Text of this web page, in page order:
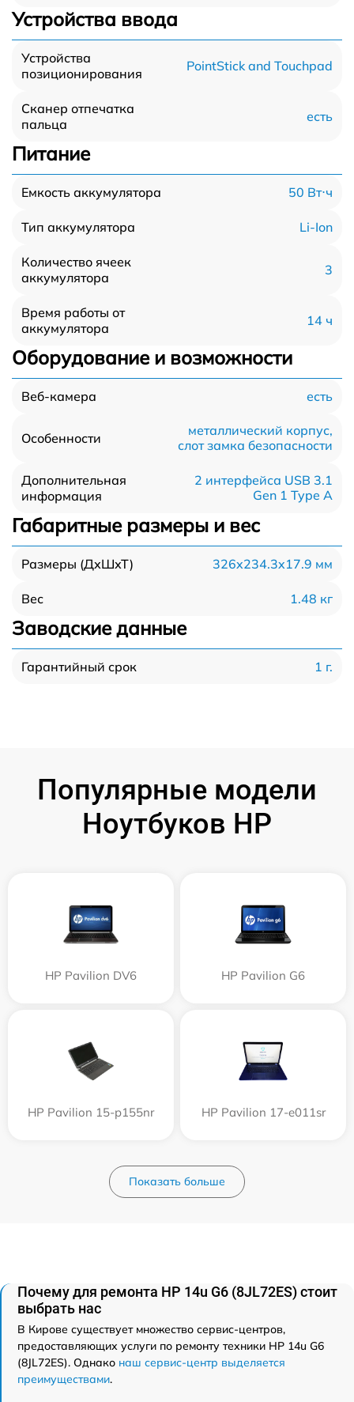
Устройства ввода
Устройства
позиционирования
PointStick and Touchpad
Сканер отпечатка
пальца
есть
Питание
Емкость аккумулятора 50 Вт⋅ч
Тип аккумулятора Li-Ion
Количество ячеек
аккумулятора
3
Время работы от
аккумулятора
14 ч
Оборудование и возможности
Веб-камера есть
Особенности
металлический корпус,
слот замка безопасности
Дополнительная
информация
2 интерфейса USB 3.1
Gen 1 Type A
Габаритные размеры и вес
Размеры (ДхШхТ) 326x234.3x17.9 мм
Вес 1.48 кг
Заводские данные
Гарантийный срок 1 г.
Популярные модели
Ноутбуков HP
HP Pavilion DV6 HP Pavilion G6
HP Pavilion 15-p155nr HP Pavilion 17-e011sr
Показать больше
Почему для ремонта HP 14u G6 (8JL72ES) стоит
выбрать нас
В Кирове существует множество сервис-центров,
предоставляющих услуги по ремонту техники HP 14u G6
(8JL72ES). Однако наш сервис-центр выделяется
преимуществами.